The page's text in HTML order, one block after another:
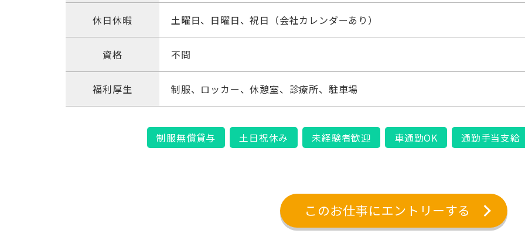
休日休暇 土曜日、日曜日、祝日（会社カレンダーあり）
資格 不問
福利厚生 制服、ロッカー、休憩室、診療所、駐車場
制服無償貸与 土日祝休み 未経験者歓迎 車通勤OK 通勤手当支給
このお仕事にエントリーする